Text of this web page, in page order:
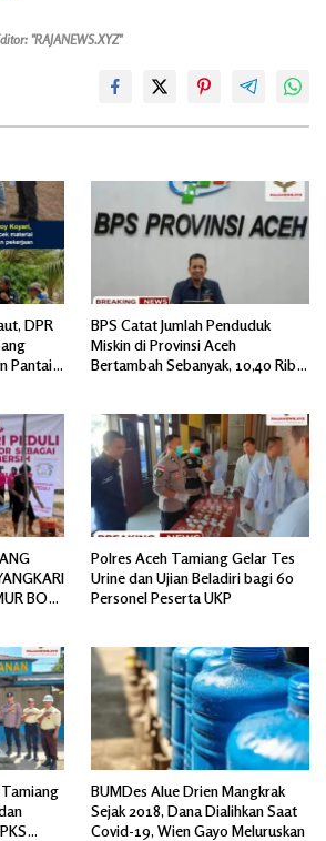
"RAJANEWS.XYZ"
DPR
Pantai
BPS Catat Jumlah Penduduk
Miskin di Provinsi Aceh
Bertambah Sebanyak, 10,40 Ribu
BOR
Polres Aceh Tamiang Gelar Tes
Urine dan Ujian Beladiri bagi 60
Personel Peserta UKP
BUMDes Alue Drien Mangkrak
Sejak 2018, Dana Dialihkan Saat
Covid-19, Wien Gayo Meluruskan